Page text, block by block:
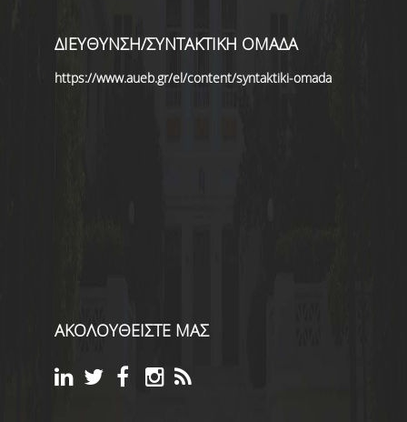
ΔΙΕΥΘΥΝΣΗ/ΣΥΝΤΑΚΤΙΚΗ ΟΜΑΔΑ
https://www.aueb.gr/el/content/syntaktiki-omada
ΑΚΟΛΟΥΘΕΙΣΤΕ ΜΑΣ